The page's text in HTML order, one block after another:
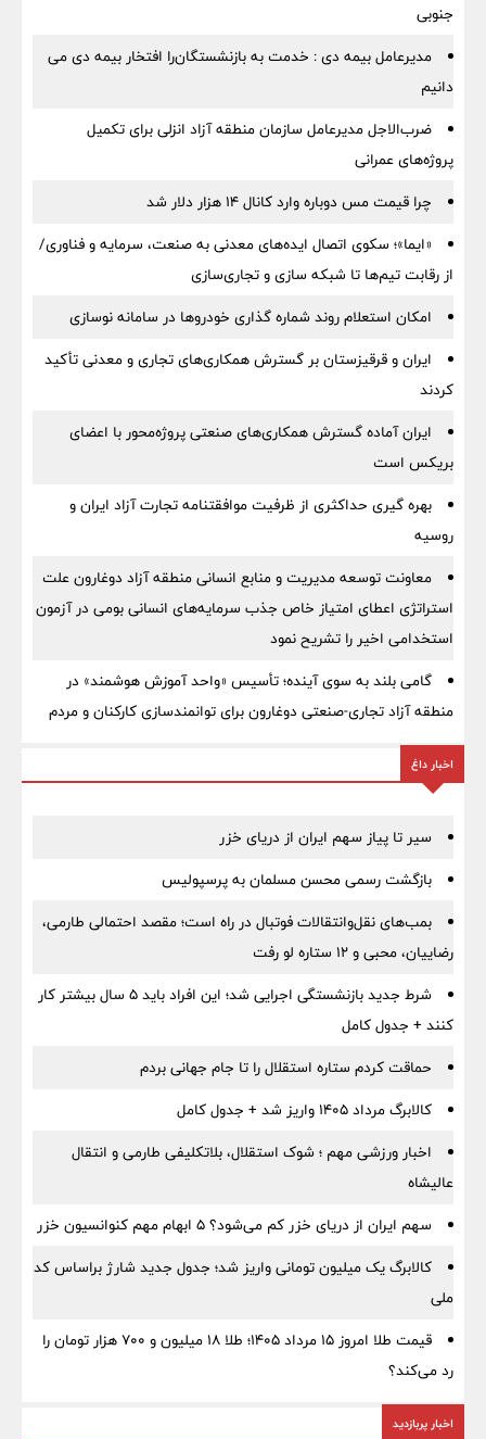
جنوبی
مدیرعامل بیمه دی : خدمت به بازنشستگان‌را افتخار بیمه دی می
دانیم
ضرب‌الاجل مدیرعامل سازمان منطقه آزاد انزلی برای تكمیل
پروژه‌های عمرانی
چرا قیمت مس دوباره وارد کانال ۱۴ هزار دلار شد
«ایما»؛ سکوی اتصال ایده‌های معدنی به صنعت، سرمایه و فناوری/
از رقابت تیم‌ها تا شبکه سازی و تجاری‌سازی
امکان استعلام روند شماره گذاری خودروها در سامانه نوسازی
ایران و قرقیزستان بر گسترش همکاری‌های تجاری و معدنی تأکید
کردند
ایران آماده گسترش همکاری‌های صنعتی پروژه‌محور با اعضای
بریکس است
بهره گیری حداکثری از ظرفیت موافقتنامه تجارت آزاد ایران و
روسیه
معاونت توسعه مدیریت و منابع انسانی منطقه آزاد دوغارون علت
استراتژی اعطای امتیاز خاص جذب سرمایه‌های انسانی بومی در آزمون
استخدامی اخیر را تشریح نمود
گامی بلند به سوی آینده؛ تأسیس «واحد آموزش هوشمند» در
منطقه آزاد تجاری-صنعتی دوغارون برای توانمندسازی کارکنان و مردم
اخبار داغ
سیر تا پیاز سهم ایران از دریای خزر
بازگشت رسمی محسن مسلمان به پرسپولیس
بمب‌های نقل‌وانتقالات فوتبال در راه است؛ مقصد احتمالی طارمی،
رضاییان، محبی و ۱۲ ستاره لو رفت
شرط جدید بازنشستگی اجرایی شد؛ این افراد باید ۵ سال بیشتر کار
کنند + جدول کامل
حماقت کردم ستاره استقلال را تا جام جهانی بردم
کالابرگ مرداد ۱۴۰۵ واریز شد + جدول کامل
اخبار ورزشی مهم ؛ شوک استقلال، بلاتکلیفی طارمی و انتقال
عالیشاه
سهم ایران از دریای خزر کم می‌شود؟ ۵ ابهام مهم کنوانسیون خزر
کالابرگ یک میلیون تومانی واریز شد؛ جدول جدید شارژ براساس کد
ملی
قیمت طلا امروز ۱۵ مرداد ۱۴۰۵؛ طلا ۱۸ میلیون و ۷۰۰ هزار تومان را
رد می‌کند؟
اخبار پربازدید